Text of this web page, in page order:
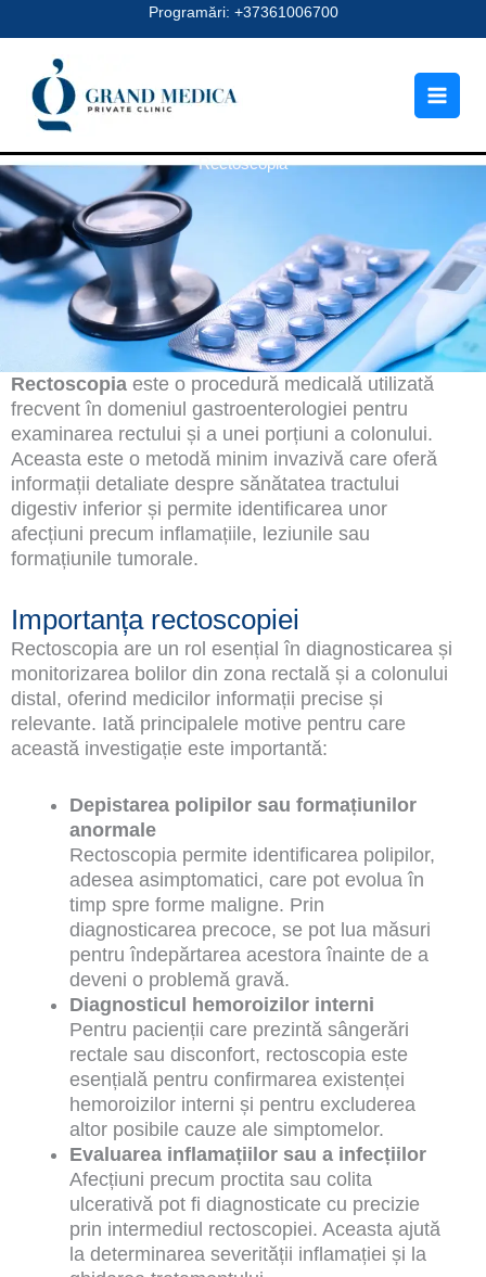
to
Programări: +37361006700
Rectoscopia
Rectoscopia este o procedură medicală utilizată
frecvent în domeniul gastroenterologiei pentru
examinarea rectului și a unei porțiuni a colonului.
Aceasta este o metodă minim invazivă care oferă
informații detaliate despre sănătatea tractului
digestiv inferior și permite identificarea unor
afecțiuni precum inflamațiile, leziunile sau
formațiunile tumorale.
Importanța rectoscopiei
Rectoscopia are un rol esențial în diagnosticarea și
monitorizarea bolilor din zona rectală și a colonului
distal, oferind medicilor informații precise și
relevante. Iată principalele motive pentru care
această investigație este importantă:
Depistarea polipilor sau formațiunilor
anormale
Rectoscopia permite identificarea polipilor,
adesea asimptomatici, care pot evolua în
timp spre forme maligne. Prin
diagnosticarea precoce, se pot lua măsuri
pentru îndepărtarea acestora înainte de a
deveni o problemă gravă.
Diagnosticul hemoroizilor interni
Pentru pacienții care prezintă sângerări
rectale sau disconfort, rectoscopia este
esențială pentru confirmarea existenței
hemoroizilor interni și pentru excluderea
altor posibile cauze ale simptomelor.
Evaluarea inflamațiilor sau a infecțiilor
Afecțiuni precum proctita sau colita
ulcerativă pot fi diagnosticate cu precizie
prin intermediul rectoscopiei. Aceasta ajută
la determinarea severității inflamației și la